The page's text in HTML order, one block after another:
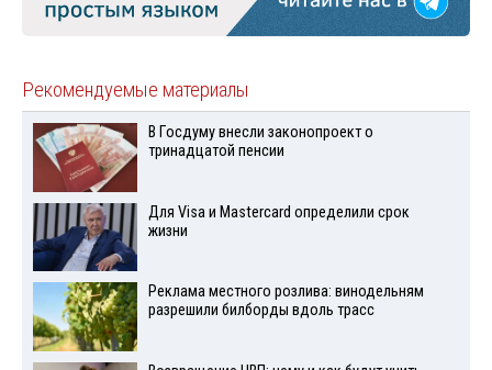
Рекомендуемые материалы
В Госдуму внесли законопроект о
тринадцатой пенсии
Для Visа и Mastercard определили срок
жизни
Реклама местного розлива: винодельням
разрешили билборды вдоль трасс